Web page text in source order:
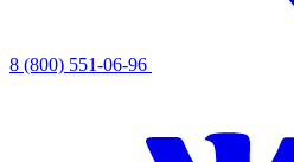
8 (800) 551-06-96